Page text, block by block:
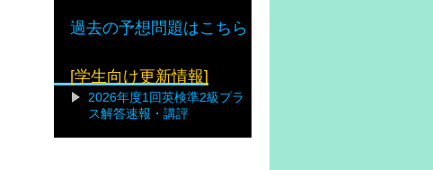
過去の予想問題はこちら
[学生向け更新情報]
2026年度1回英検準2級プラ
ス解答速報・講評